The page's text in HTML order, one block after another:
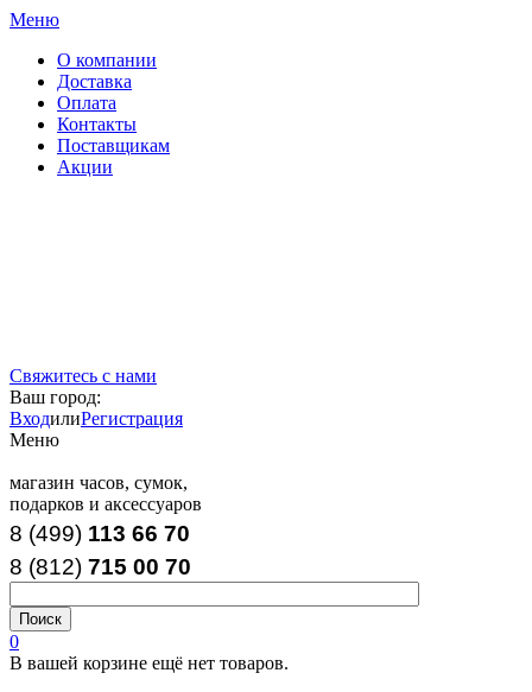
Меню
О компании
Доставка
Оплата
Контакты
Поставщикам
Акции
Свяжитесь с нами
Ваш город:
ВходилиРегистрация
Меню
магазин часов, сумок,
подарков и аксессуаров
8 (499) 113 66 70
8 (812) 715 00 70
0
В вашей корзине ещё нет товаров.